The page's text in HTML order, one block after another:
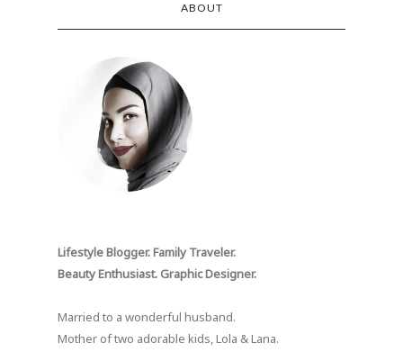
ABOUT
Lifestyle Blogger. Family Traveler.
Beauty Enthusiast. Graphic Designer.
Married to a wonderful husband.
Mother of two adorable kids, Lola & Lana.